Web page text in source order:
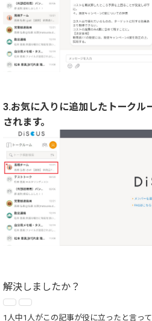
3.お気に入りに追加したトークル
されます。
解決しましたか？
1人中1人がこの記事が役に立ったと言っ